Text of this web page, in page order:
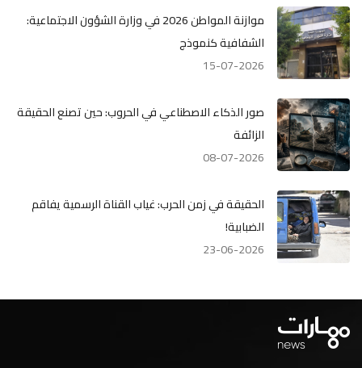
موازنة المواطن 2026 في وزارة الشؤون الاجتماعية:
الشفافية كنموذج
15-07-2026
صور الذكاء الاصطناعي في الحروب: حين تصنع الحقيقة
الزائفة
08-07-2026
الحقيقة في زمن الحرب: غياب القناة الرسمية يفاقم
الضبابية!
23-06-2026